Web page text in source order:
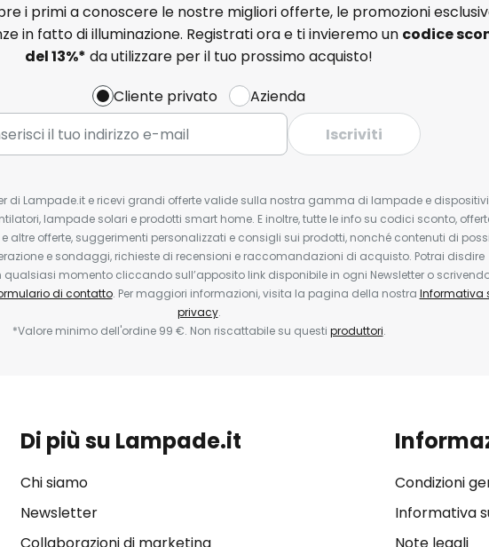
i primi a conoscere le nostre migliori offerte, le promozioni
in fatto di illuminazione. Registrati ora e ti invieremo un codice
del13%* da utilizzare per il tuo prossimo acquisto!
Cliente privato
Azienda
Iscriviti
di Lampade.it e ricevi grandi offerte valide sulla nostra gamma di lampade e
lampade solari e prodotti smart home. E inoltre, tutte le info su codici sconto,
altre offerte, suggerimenti personalizzati e consigli sui prodotti, nonché contenuti di
e sondaggi, richieste di recensioni e raccomandazioni di acquisto. Potrai disdire
momento cliccando sull’apposito link disponibile in ogni Newsletter o
di contatto. Per maggiori informazioni, visita la pagina della nostra Informativa
privacy.
*Valore minimo dell'ordine 99 €. Non riscattabile su questi produttori.
Di più su Lampade.it
Chi siamo
Newsletter
Condizioni
Informativa